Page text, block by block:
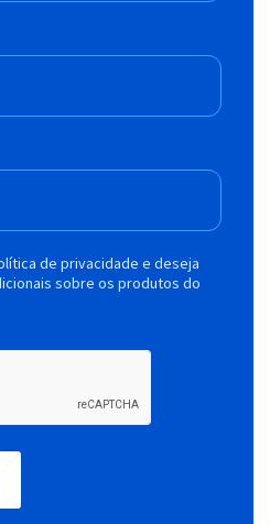
de privacidade e deseja
sobre os produtos do